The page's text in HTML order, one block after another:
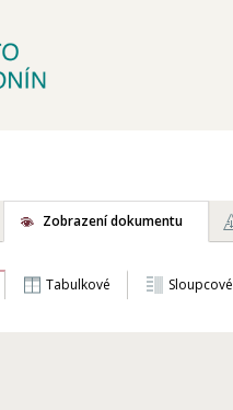
Zobrazení dokumentu
Tabulkové Sloupcové